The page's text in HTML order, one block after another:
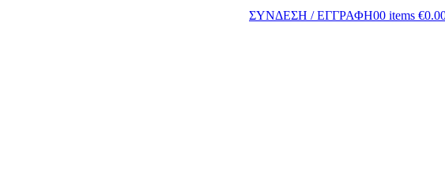
ΣΥΝΔΕΣΗ / ΕΓΓΡΑΦΗ00 items €